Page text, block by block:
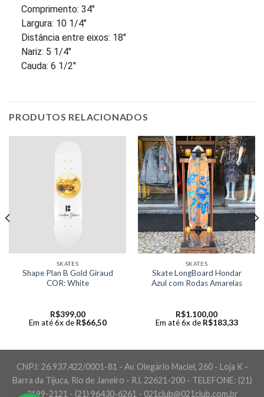
Comprimento: 34″
Largura: 10 1/4″
Distância entre eixos: 18″
Nariz: 5 1/4″
Cauda: 6 1/2″
PRODUTOS RELACIONADOS
SKATES
Shape Plan B Gold Giraud
COR: White
R$399,00
Em até 6x de R$66,50
SKATES
Skate LongBoard Hondar
Azul com Rodas Amarelas
R$1.100,00
Em até 6x de R$183,33
CNPJ: 26.937.422/0001-81 - Av. Olegário Maciel, 260 - Loja K -
Barra da Tijuca, Rio de Janeiro - RJ, 22621-200 - TELEFONE: (21)
3199-2121 - (21) 96430-6261 - 021club@021club.com.br